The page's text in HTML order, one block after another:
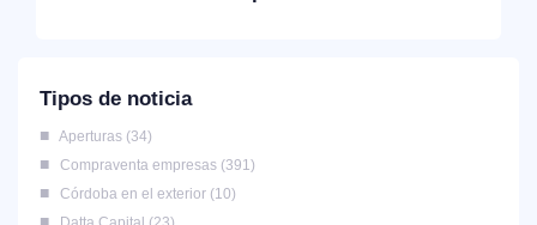
Tipos de noticia
Aperturas 34
Compraventa empresas 391
Córdoba en el exterior 10